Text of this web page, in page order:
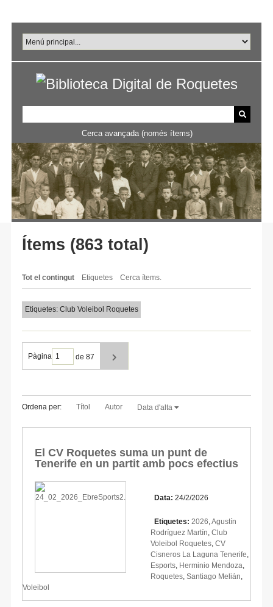
principal
Cerca avançada (només ítems)
Ítems (863 total)
Tot el contingut Etiquetes Cerca ítems.
Etiquetes: Club Voleibol Roquetes
Pàgina de 87
Ordena per: Títol Autor Data d'alta
El CV Roquetes suma un punt de
Tenerife en un partit amb pocs efectius
Data: 24/2/2026
Etiquetes: 2026 Agustín
Rodríguez Martín Club
Voleibol Roquetes CV
Cisneros La Laguna Tenerife
Esports Herminio Mendoza
Roquetes Santiago Melián
Voleibol